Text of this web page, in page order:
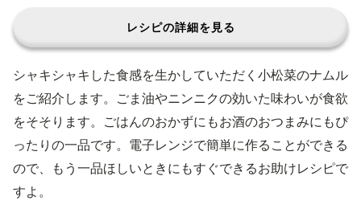
レシピの詳細を見る
シャキシャキした食感を生かしていただく小松菜のナムル
をご紹介します。ごま油やニンニクの効いた味わいが食欲
をそそります。ごはんのおかずにもお酒のおつまみにもぴ
ったりの一品です。電子レンジで簡単に作ることができる
ので、もう一品ほしいときにもすぐできるお助けレシピで
すよ。